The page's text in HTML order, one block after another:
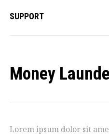
SUPPORT
Money
Lorem ipsum dolor sit